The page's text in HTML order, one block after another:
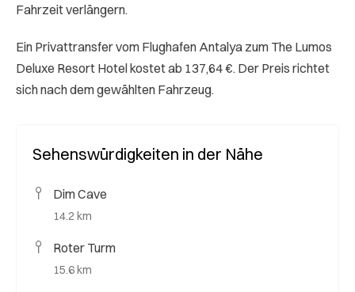
Fahrzeit verlängern.
Ein Privattransfer vom Flughafen Antalya zum The Lumos
Deluxe Resort Hotel kostet ab 137,64 €. Der Preis richtet
sich nach dem gewählten Fahrzeug.
Sehenswürdigkeiten in der Nähe
Dim Cave
14.2 km
Roter Turm
15.6 km